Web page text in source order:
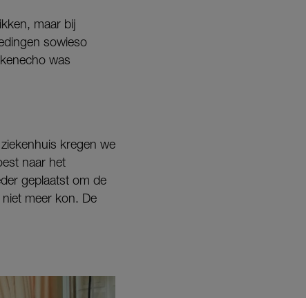
maar bij
sowieso
was
kregen we
naar het
geplaatst om de
meer kon. De